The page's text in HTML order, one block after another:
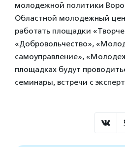
молодежной политики
Областной молодежный
работать площадки
«Добровольчество»,
самоуправление»,
площадках будут
семинары, встречи с